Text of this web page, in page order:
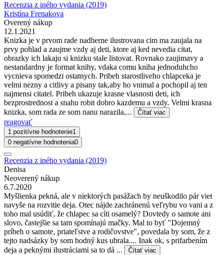
Recenzia z iného vydania (2019)
Kristína Frenakova
Overený nákup
12.1.2021
Knizka je v prvom rade nadherne ilustrovana cim ma zaujala na
prvy pohlad a zaujme vzdy aj deti, ktore aj ked nevedia citat,
obrazky ich lakaju si knizku stale listovat. Rovnako zaujimavy a
nestandardny je format knihy, vdaka comu kniha jednoduhcho
vycnieva spomedzi ostatnych. Pribeh starostliveho chlapceka je
velmi nezny a citlivy a pisany tak,aby ho vnimal a pochopil aj ten
najmensi citatel. Pribeh ukazuje krasne vlasnosti deti, ich
bezprostrednost a snahu robit dobro kazdemu a vzdy. Velmi krasna
knizka, som rada ze som nanu narazila,...
Čítať viac
reagovať
1 pozitívne hodnotenie1
0 negatívne hodnotenia0
Recenzia z iného vydania (2019)
Denisa
Neoverený nákup
6.7.2020
Myšlienka pekná, ale v niektorých pasážach by neuškodilo pár viet
navyše na rozvitie deja. Otec nájde zachránenú veľrybu vo vani a z
toho mal usúdiť, že chlapec sa cíti osamelý? Dovtedy o samote ani
slovo, častejšie sa tam spomínajú mačky. Mal to byť "Dojemný
príbeh o samote, priateľstve a rodičovstve", povedala by som, že z
tejto nadsázky by som hodný kus ubrala.... Inak ok, s prifarbením
deja a peknými ilustráciami sa to dá ...
Čítať viac